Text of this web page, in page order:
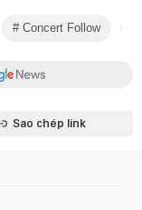
Concert Follow
Sao chép link